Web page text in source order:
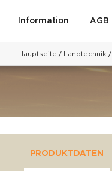
Information AGB
Hauptseite / Landtechnik /
PRODUKTDATEN